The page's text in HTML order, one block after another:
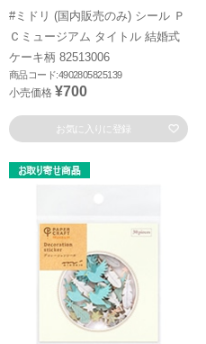
#ミドリ (国内販売のみ) シール Ｐ
Ｃミュージアム タイトル 結婚式
ケーキ柄 82513006
商品コード:4902805825139
小売価格 ¥700
お気に入りに登録